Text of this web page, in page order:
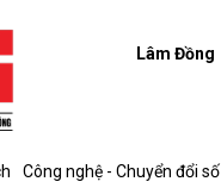
Lâm Đồng
Công nghệ - Chuyển đổi số